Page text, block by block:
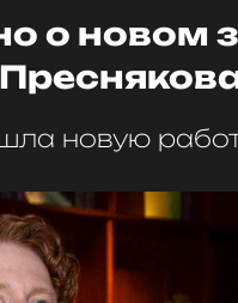
о новом
новую